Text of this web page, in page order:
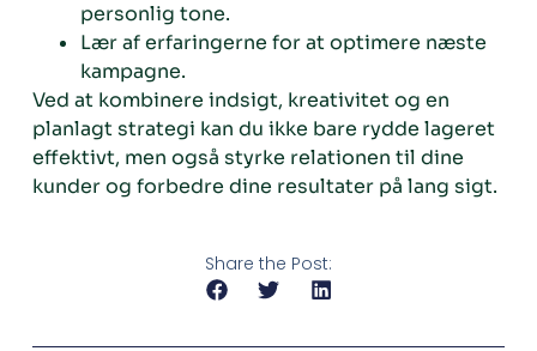
personlig tone.
Lær af erfaringerne for at optimere næste
kampagne.
Ved at kombinere indsigt, kreativitet og en
planlagt strategi kan du ikke bare rydde lageret
effektivt, men også styrke relationen til dine
kunder og forbedre dine resultater på lang sigt.
Share the Post: